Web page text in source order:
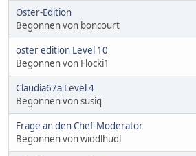
Oster-Edition
Begonnen von boncourt
oster edition Level 10
Begonnen von Flocki1
Claudia67a Level 4
Begonnen von susiq
Frage an den Chef-Moderator
Begonnen von widdlhudl